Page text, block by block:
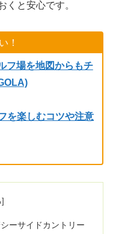
くと安心です。
！
フ場を地図からもチ
を楽しむコツや注意
ーサイドカントリー